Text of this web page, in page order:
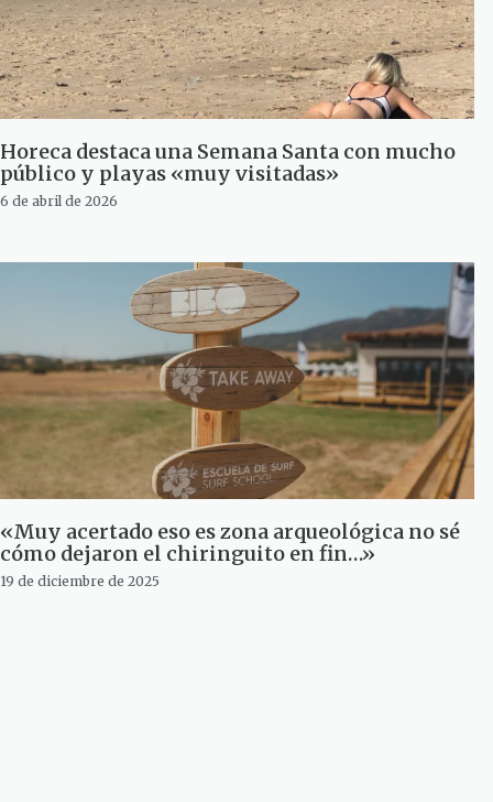
Horeca destaca una Semana Santa con mucho
público y playas «muy visitadas»
6 de abril de 2026
«Muy acertado eso es zona arqueológica no sé
cómo dejaron el chiringuito en fin…»
19 de diciembre de 2025